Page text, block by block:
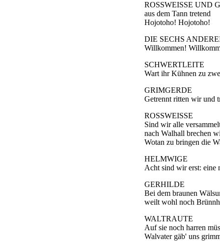
ROSSWEISSE UND
aus dem Tann tretend
Hojotoho! Hojotoho!
DIE SECHS
Willkommen!
SCHWERTLEITE
Wart ihr Kühnen zu
GRIMGERDE
Getrennt ritten wir und
ROSSWEISSE
Sind wir alle
nach Walhall brechen
Wotan zu bringen die
HELMWIGE
Acht sind wir erst: eine
GERHILDE
Bei dem braunen
weilt wohl noch
WALTRAUTE
Auf sie noch harren
Walvater gäb' uns